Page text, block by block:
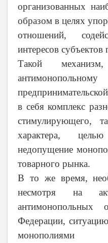
организованных
образом в целях
отношений,
интересов субъектов
Такой
в себя комплекс
стимулирующего,
характера,
недопущение
товарного рынка.
В то же время,
несмотря на
антимонопольных
Федерации,
монополиями